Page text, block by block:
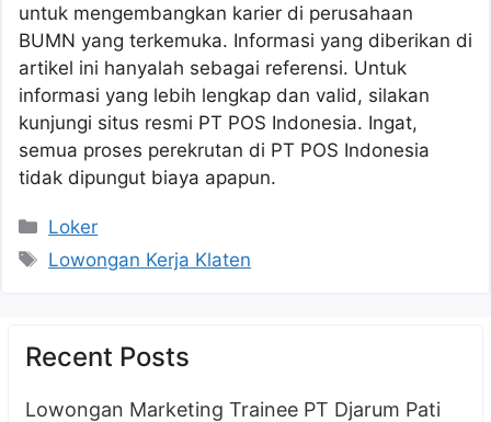
untuk mengembangkan karier di perusahaan
BUMN yang terkemuka. Informasi yang diberikan di
artikel ini hanyalah sebagai referensi. Untuk
informasi yang lebih lengkap dan valid, silakan
kunjungi situs resmi PT POS Indonesia. Ingat,
semua proses perekrutan di PT POS Indonesia
tidak dipungut biaya apapun.
Kategori
Loker
Tag
Lowongan Kerja Klaten
Recent Posts
Lowongan Marketing Trainee PT Djarum Pati